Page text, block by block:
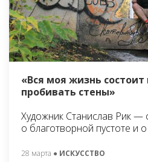
«Вся моя жизнь
пробивать стены»
Художник Станислав Рик —
о благотворной пустоте и
28 марта ● ИСКУССТВО